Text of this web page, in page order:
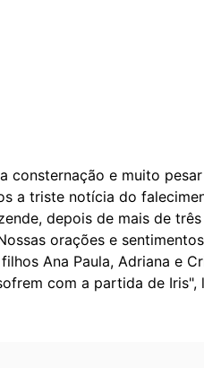
consternação e muito
a triste notícia do
depois de mais de
orações e
Ana Paula, Adriana e
com a partida de Iris",